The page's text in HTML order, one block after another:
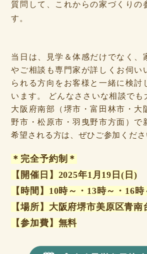
質問して、これからの家づくりの
す。
当日は、見学＆体感だけでなく、
やご相談も専門家が詳しくお伺い
られる方向をお客様と一緒に検討
います。 どんなささいな相談でも
大阪府南部（堺市・富田林市・大
野市・松原市・羽曳野市方面）で
希望される方は、ぜひご参加くだ
＊完全予約制＊
【開催日】2025年1月19日(日)
【時間】10時～・13時～・16時
【場所】大阪府堺市美原区青南
【参加費】無料